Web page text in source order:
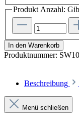
Produkt Anzahl:
In den Warenkorb
Produktnummer:
Beschreibung
Menü schließen